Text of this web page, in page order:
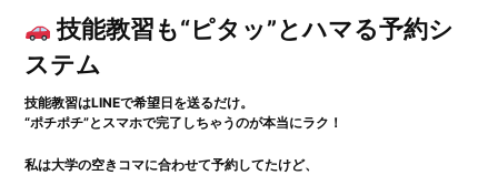
技能教習も“ピタッ”とハマる予約シ
ステム
技能教習はLINEで希望日を送るだけ。
“ポチポチ”とスマホで完了しちゃうのが本当にラク！
私は大学の空きコマに合わせて予約してたけど、